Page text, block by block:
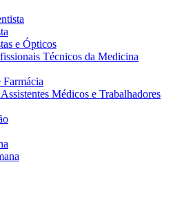
e Ópticos
Técnicos da Medicina
Médicos e Trabalhadores